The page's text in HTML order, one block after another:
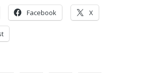
Facebook X